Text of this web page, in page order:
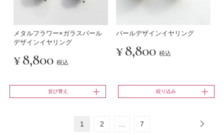
メタルフラワー×ガラスパール
デザインイヤリング
¥8,800 税込
パールデザインイヤリング
¥8,800 税込
並び替え 絞り込み
1 2 7